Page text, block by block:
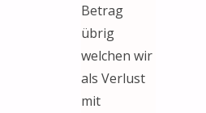
Betrag
übrig
welchen wir
als Verlust
mit